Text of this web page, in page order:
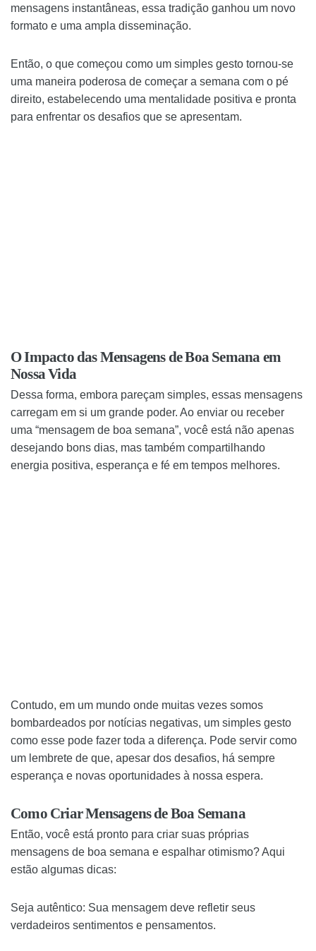
mensagens instantâneas, essa tradição ganhou um novo
formato e uma ampla disseminação.
Então, o que começou como um simples gesto tornou-se
uma maneira poderosa de começar a semana com o pé
direito, estabelecendo uma mentalidade positiva e pronta
para enfrentar os desafios que se apresentam.
O Impacto das Mensagens de Boa Semana em
Nossa Vida
Dessa forma, embora pareçam simples, essas mensagens
carregam em si um grande poder. Ao enviar ou receber
uma “mensagem de boa semana”, você está não apenas
desejando bons dias, mas também compartilhando
energia positiva, esperança e fé em tempos melhores.
Contudo, em um mundo onde muitas vezes somos
bombardeados por notícias negativas, um simples gesto
como esse pode fazer toda a diferença. Pode servir como
um lembrete de que, apesar dos desafios, há sempre
esperança e novas oportunidades à nossa espera.
Como Criar Mensagens de Boa Semana
Então, você está pronto para criar suas próprias
mensagens de boa semana e espalhar otimismo? Aqui
estão algumas dicas:
Seja autêntico: Sua mensagem deve refletir seus
verdadeiros sentimentos e pensamentos.